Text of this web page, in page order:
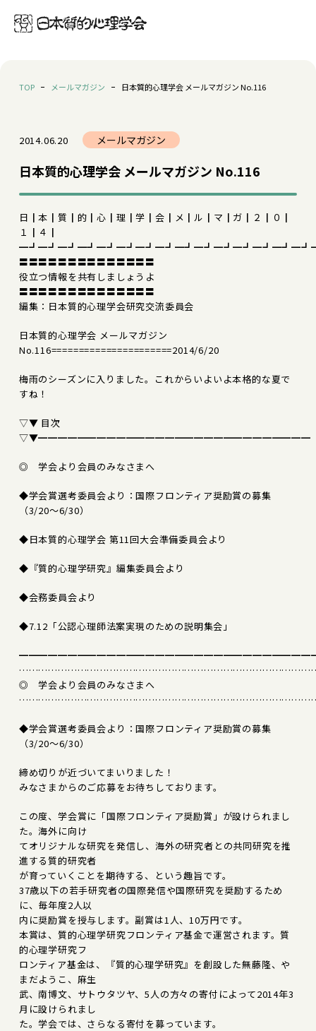
TOP メールマガジン 日本質的心理学会 メールマガジン No.116
2014.06.20 メールマガジン
日本質的心理学会 メールマガジン No.116
日┃本┃質┃的┃心┃理┃学┃会┃メ┃ル┃マ┃ガ┃２┃０┃
１┃４┃
〓〓〓〓〓〓〓〓〓〓〓〓〓〓
役立つ情報を共有しましょうよ
〓〓〓〓〓〓〓〓〓〓〓〓〓〓
編集：日本質的心理学会研究交流委員会
日本質的心理学会 メールマガジン
No.116======================2014/6/20
梅雨のシーズンに入りました。これからいよいよ本格的な夏で
すね！
▽▼ 目次
▽▼━━━━━━━━━━━━━━━━━━━━━━━━━━━━
◎ 学会より会員のみなさまへ
◆学会賞選考委員会より：国際フロンティア奨励賞の募集
（3/20～6/30）
◆日本質的心理学会 第11回大会準備委員会より
◆『質的心理学研究』編集委員会より
◆会務委員会より
◆7.12「公認心理師法案実現のための説明集会」
◎ 学会より会員のみなさまへ
◆学会賞選考委員会より：国際フロンティア奨励賞の募集
（3/20～6/30）
締め切りが近づいてまいりました！
みなさまからのご応募をお待ちしております。
この度、学会賞に「国際フロンティア奨励賞」が設けられまし
た。海外に向け
てオリジナルな研究を発信し、海外の研究者との共同研究を推
進する質的研究者
が育っていくことを期待する、という趣旨です。
37歳以下の若手研究者の国際発信や国際研究を奨励するため
に、毎年度2人以
内に奨励賞を授与します。副賞は1人、10万円です。
本賞は、質的心理学研究フロンティア基金で運営されます。質
的心理学研究フ
ロンティア基金は、『質的心理学研究』を創設した無藤隆、や
まだようこ、麻生
武、南博文、サトウタツヤ、5人の方々の寄付によって2014年3
月に設けられまし
た。学会では、さらなる寄付を募っています。